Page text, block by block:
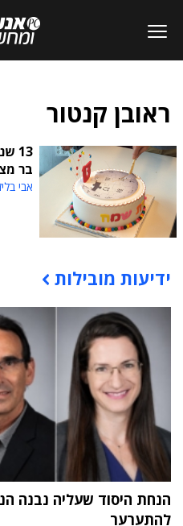
ראובן קנטור
בר
אבי
תוכן פרסומי
ידיעות מובילות
הנחת היסוד שעליה נבנה
להתערער